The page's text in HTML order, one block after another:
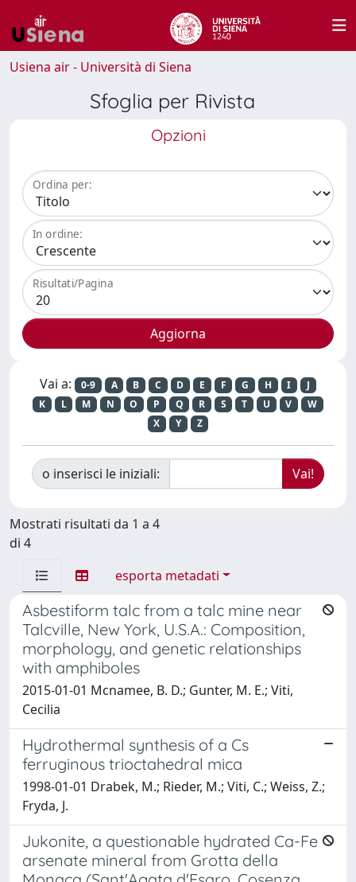
Usiena air - Università di Siena
Sfoglia per Rivista
Opzioni
Ordina per:
In ordine:
Risultati/Pagina
Vai a: 0-9 A B C D E F G H I
J
K
L M N O P Q R S T U V
W
X
Y Z
o inserisci le iniziali:
Mostrati risultati da 1 a 4
di 4
esporta metadati
Asbestiform talc from a talc mine near
Talcville, New York, U.S.A.: Composition,
morphology, and genetic relationships
with amphiboles
2015-01-01 Mcnamee, B. D.; Gunter, M. E.; Viti,
Cecilia
Hydrothermal synthesis of a Cs
ferruginous trioctahedral mica
1998-01-01 Drabek, M.; Rieder, M.; Viti, C.; Weiss, Z.;
Fryda, J.
Jukonite, a questionable hydrated Ca-Fe
arsenate mineral from Grotta della